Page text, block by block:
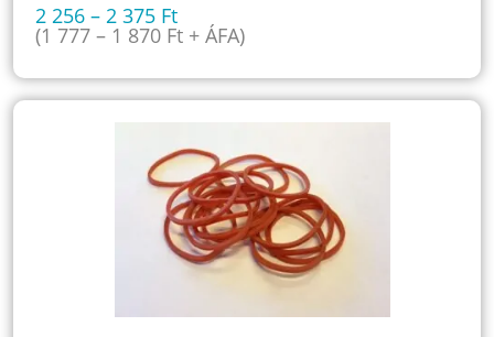
2 256–2 375 Ft
(1 777– 1 870 Ft + ÁFA)